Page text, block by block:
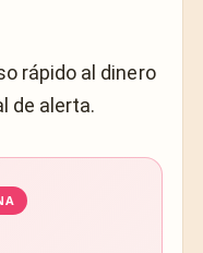
rápido al dinero
de alerta.